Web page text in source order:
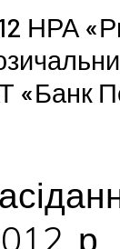
НРА
«Банк
р.